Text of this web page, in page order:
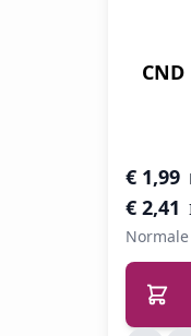
€ 2,41
€ 1,99